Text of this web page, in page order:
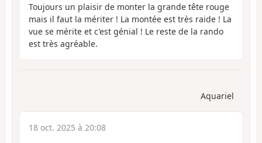
Toujours un plaisir de monter la grande tête rouge
mais il faut la mériter ! La montée est très raide ! La
vue se mérite et c'est génial ! Le reste de la rando
est très agréable.
Aquariel
18 oct. 2025 à 20:08